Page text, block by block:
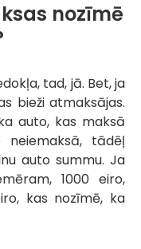
nozīmē
tad, jā. Bet, ja
bieži atmaksājas.
auto, kas maksā
tādēļ
auto summu. Ja
1000 eiro,
kas nozīmē, ka